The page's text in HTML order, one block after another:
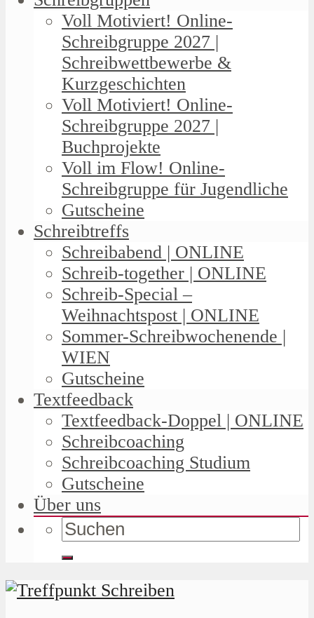
Voll Motiviert! Online-
Schreibgruppe 2027 |
Schreibwettbewerbe &
Kurzgeschichten
Voll Motiviert! Online-
Schreibgruppe 2027 |
Buchprojekte
Voll im Flow! Online-
Schreibgruppe für Jugendliche
Gutscheine
Schreibtreffs
Schreibabend | ONLINE
Schreib-together | ONLINE
Schreib-Special –
Weihnachtspost | ONLINE
Sommer-Schreibwochenende |
WIEN
Gutscheine
Textfeedback
Textfeedback-Doppel | ONLINE
Schreibcoaching
Schreibcoaching Studium
Gutscheine
Über uns